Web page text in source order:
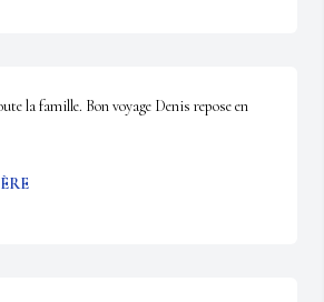
la famille. Bon voyage Denis repose en